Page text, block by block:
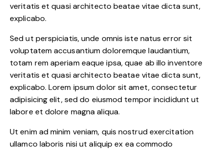
veritatis et quasi architecto beatae vitae dicta sunt,
explicabo.
Sed ut perspiciatis, unde omnis iste natus error sit
voluptatem accusantium doloremque laudantium,
totam rem aperiam eaque ipsa, quae ab illo inventore
veritatis et quasi architecto beatae vitae dicta sunt,
explicabo. Lorem ipsum dolor sit amet, consectetur
adipisicing elit, sed do eiusmod tempor incididunt ut
labore et dolore magna aliqua.
Ut enim ad minim veniam, quis nostrud exercitation
ullamco laboris nisi ut aliquip ex ea commodo